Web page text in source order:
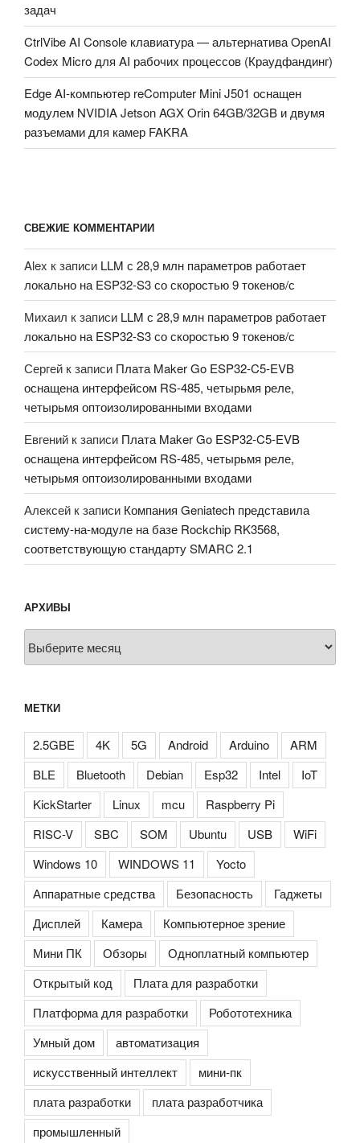
задач
CtrlVibe AI Console клавиатура — альтернатива OpenAI
Codex Micro для AI рабочих процессов (Краудфандинг)
Edge AI-компьютер reComputer Mini J501 оснащен
модулем NVIDIA Jetson AGX Orin 64GB/32GB и двумя
разъемами для камер FAKRA
СВЕЖИЕ КОММЕНТАРИИ
Alex к записи LLM с 28,9 млн параметров работает
локально на ESP32-S3 со скоростью 9 токенов/с
Михаил к записи LLM с 28,9 млн параметров работает
локально на ESP32-S3 со скоростью 9 токенов/с
Сергей к записи Плата Maker Go ESP32-C5-EVB
оснащена интерфейсом RS-485, четырьмя реле,
четырьмя оптоизолированными входами
Евгений к записи Плата Maker Go ESP32-C5-EVB
оснащена интерфейсом RS-485, четырьмя реле,
четырьмя оптоизолированными входами
Алексей к записи Компания Geniatech представила
систему-на-модуле на базе Rockchip RK3568,
соответствующую стандарту SMARC 2.1
АРХИВЫ
МЕТКИ
2.5GBE 4K 5G Android Arduino
ARM
BLE
Bluetooth Debian Esp32 Intel
IoT
KickStarter
Linux mcu
Raspberry Pi
RISC-V
SBC SOM Ubuntu USB
WiFi
Windows 10
WINDOWS 11
Yocto
Аппаратные средства
Безопасность
Гаджеты
Дисплей
Камера
Компьютерное зрение
Мини ПК
Обзоры
Одноплатный компьютер
Открытый код
Плата для разработки
Платформа для разработки
Робототехника
Умный дом
автоматизация
искусственный интеллект
мини-пк
плата разработки
плата разработчика
промышленный